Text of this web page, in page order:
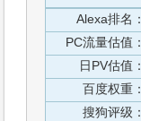
Alexa排名：
PC流量估值：
日PV估值：
百度权重：
搜狗评级：